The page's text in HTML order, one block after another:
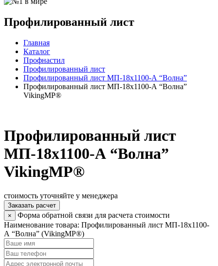
Профилированный лист
Главная
Каталог
Профнастил
Профилированный лист
Профилированный лист МП-18х1100-А “Волна”
Профилированный лист МП-18х1100-А “Волна”
VikingMP®
Профилированный лист
МП-18х1100-А “Волна”
VikingMP®
стоимость уточняйте у менеджера
Заказать расчет
×
Форма обратной связи для расчета стоимости
Наименование товара: Профилированный лист МП-18х1100-
А “Волна” (VikingMP®)